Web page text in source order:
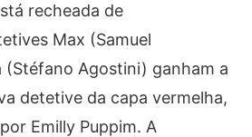
recheada de
Max (Samuel
(Stéfano Agostini) ganham a
detetive da capa vermelha,
Emilly Puppim. A